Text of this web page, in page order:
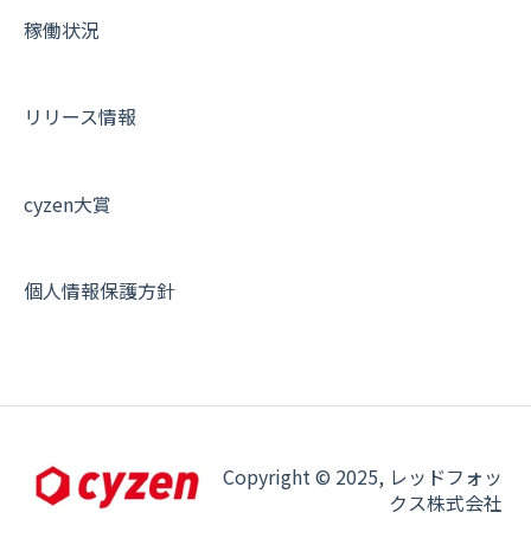
その他よくある質問
稼働状況
リリース情報
cyzen大賞
個人情報保護方針
Copyright © 2025, レッドフォッ
クス株式会社